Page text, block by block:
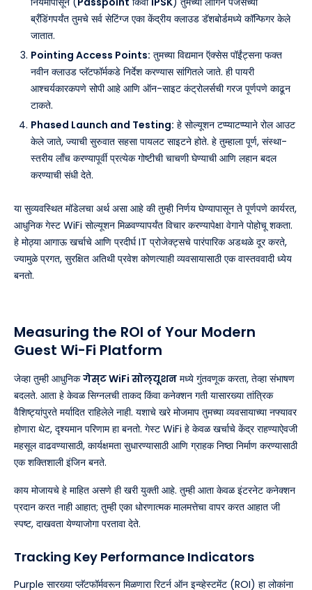
ब्रँडिंगपर्यंत तुमचे सर्व सेटिंग्ज एका केंद्रीय क्लाउड डॅशबोर्डमध्ये कॉन्फिगर केले
जातात.
Pointing Access Points: तुमच्या विद्यमान ऍक्सेस पॉईंट्सना फक्त
नवीन क्लाउड प्लॅटफॉर्मकडे निर्देश करण्यास सांगितले जाते. ही पायरी
आश्चर्यकारकपणे सोपी आहे आणि ऑन-साइट कंट्रोलर्सची गरज पूर्णपणे काढून
टाकते.
Phased Launch and Testing: हे सोल्यूशन टप्प्याटप्प्याने रोल आउट
केले जाते, ज्याची सुरुवात सहसा पायलट साइटने होते. हे तुम्हाला पूर्ण, संस्था-
स्तरीय लाँच करण्यापूर्वी प्रत्येक गोष्टीची चाचणी घेण्याची आणि लहान बदल
करण्याची संधी देते.
या सुव्यवस्थित मॉडेलचा अर्थ असा आहे की तुम्ही निर्णय घेण्यापासून ते पूर्णपणे कार्यरत,
आधुनिक गेस्ट WiFi सोल्यूशन मिळवण्यापर्यंत विचार करण्यापेक्षा वेगाने पोहोचू शकता.
हे मोठ्या आगाऊ खर्चाचे आणि प्रदीर्घ IT प्रोजेक्ट्सचे पारंपारिक अडथळे दूर करते,
ज्यामुळे प्रगत, सुरक्षित अतिथी प्रवेश कोणत्याही व्यवसायासाठी एक वास्तववादी ध्येय
बनतो.
Measuring the ROI of Your Modern
Guest Wi-Fi Platform
जेव्हा तुम्ही आधुनिकगेस्ट WiFi सोल्यूशन मध्ये गुंतवणूक करता, तेव्हा संभाषण
बदलते. आता हे केवळ सिग्नलची ताकद किंवा कनेक्शन गती यासारख्या तांत्रिक
वैशिष्ट्यांपुरते मर्यादित राहिलेले नाही. यशाचे खरे मोजमाप तुमच्या व्यवसायाच्या नफ्यावर
होणारा थेट, दृश्यमान परिणाम हा बनतो. गेस्ट WiFi हे केवळ खर्चाचे केंद्र राहण्याऐवजी
महसूल वाढवण्यासाठी, कार्यक्षमता सुधारण्यासाठी आणि ग्राहक निष्ठा निर्माण करण्यासाठी
एक शक्तिशाली इंजिन बनते.
काय मोजायचे हे माहित असणे ही खरी युक्ती आहे. तुम्ही आता केवळ इंटरनेट कनेक्शन
प्रदान करत नाही आहात; तुम्ही एका धोरणात्मक मालमत्तेचा वापर करत आहात जी
स्पष्ट, दाखवता येण्याजोगा परतावा देते.
Tracking Key Performance Indicators
Purple सारख्या प्लॅटफॉर्मवरून मिळणारा रिटर्न ऑन इन्व्हेस्टमेंट (ROI) हा लोकांना